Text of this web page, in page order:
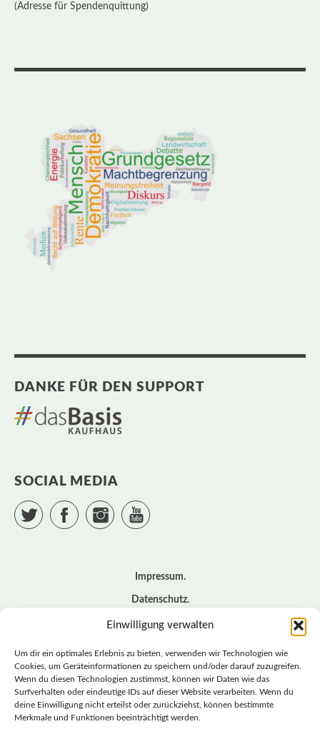
Einwilligung verwalten
Um dir ein optimales Erlebnis zu bieten, verwenden wir Technologien wie
Cookies, um Geräteinformationen zu speichern und/oder darauf zuzugreifen.
Wenn du diesen Technologien zustimmst, können wir Daten wie das
Surfverhalten oder eindeutige IDs auf dieser Website verarbeiten. Wenn du
deine Einwilligung nicht erteilst oder zurückziehst, können bestimmte
Merkmale und Funktionen beeinträchtigt werden.
(Adresse für Spendenquittung)
DANKE FÜR DEN SUPPORT
SOCIAL MEDIA
Twitter Facebook Instagram
Impressum
Datenschutz
Cookie – Richtlinie (EU)
© BASISDEMOKRATISCHE PARTEI DEUTSCHLAND *
LANDESVERBAND SACHSEN